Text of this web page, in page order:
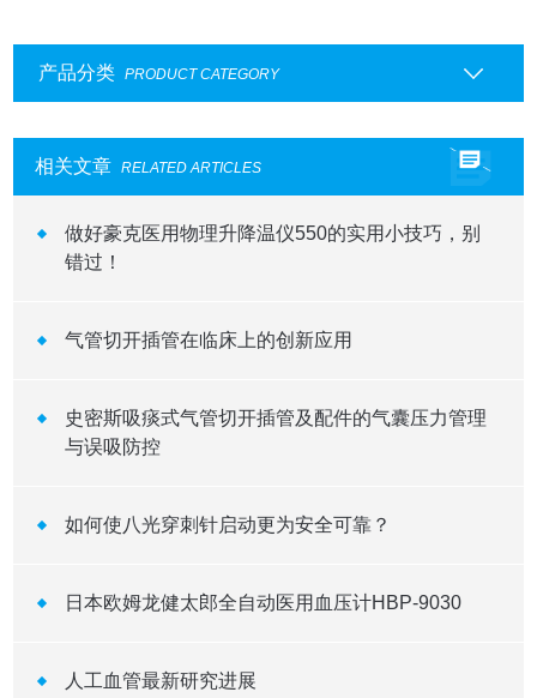
产品分类 PRODUCT CATEGORY
相关文章 RELATED ARTICLES
做好豪克医用物理升降温仪550的实用小技巧，别
错过！
气管切开插管在临床上的创新应用
史密斯吸痰式气管切开插管及配件的气囊压力管理
与误吸防控
如何使八光穿刺针启动更为安全可靠？
日本欧姆龙健太郎全自动医用血压计HBP-9030
人工血管最新研究进展